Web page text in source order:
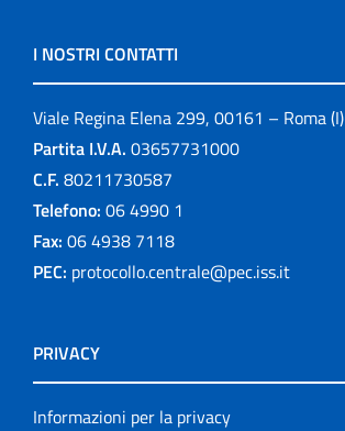
I NOSTRI CONTATTI
Viale Regina Elena 299, 00161 – Roma (I)
Partita I.V.A. 03657731000
C.F. 80211730587
Telefono: 06 4990 1
Fax: 06 4938 7118
PEC: protocollo.centrale@pec.iss.it
PRIVACY
Informazioni per la privacy